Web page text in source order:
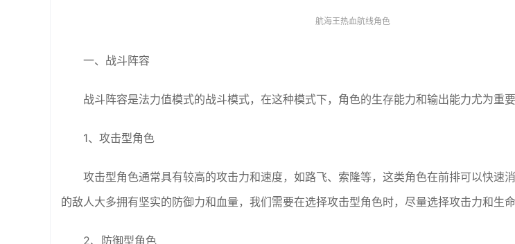
航海王热血航线角色
一、战斗阵容
战斗阵容是法力值模式的战斗模式，在这种模式下，角色的生存能力和输出能力尤为重要
1、攻击型角色
攻击型角色通常具有较高的攻击力和速度，如路飞、索隆等，这类角色在前排可以快速
的敌人大多拥有坚实的防御力和血量，我们需要在选择攻击型角色时，尽量选择攻击力和生命
2、防御型角色